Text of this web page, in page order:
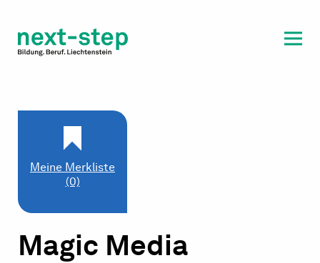
Beratung & Unterstützung
Magic Media
Meine Merkliste
(0)